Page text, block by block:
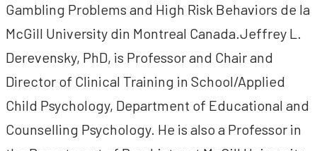
Gambling Problems and High Risk Behaviors de la
McGill University din Montreal Canada.Jeffrey L.
Derevensky, PhD, is Professor and Chair and
Director of Clinical Training in School/Applied
Child Psychology, Department of Educational and
Counselling Psychology. He is also a Professor in